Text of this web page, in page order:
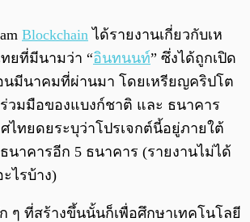
Blockchain ได้รายงานเกี่ยวกับเห
ยที่มีนามว่า “อินทนนท์” ซึ่งได้ถูกเปิด
นมีนาคมที่ผ่านมา โดยเหรียญคริปโต
วมมือของแบงก์ชาติ และ ธนาคาร
ไทยดยระบุว่าโปรเจกต์นี้อยู่ภายใต้
นาคารอีก 5 ธนาคาร (รายงานไม่ได้
ไรบ้าง)
ๆ ที่สร้างขึ้นนั้นก็เพื่อศึกษาเทคโนโลยี